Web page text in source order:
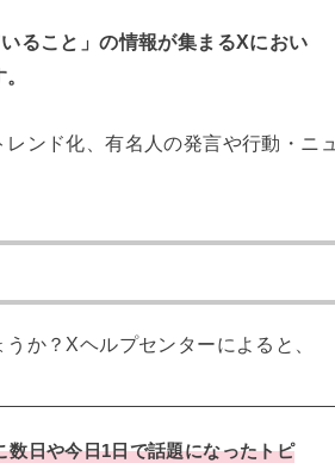
ること」の情報が集まるXにおい
ンド化、有名人の発言や行動・ニュ
か？Xヘルプセンターによると、
数日や今日1日で話題になったトピ